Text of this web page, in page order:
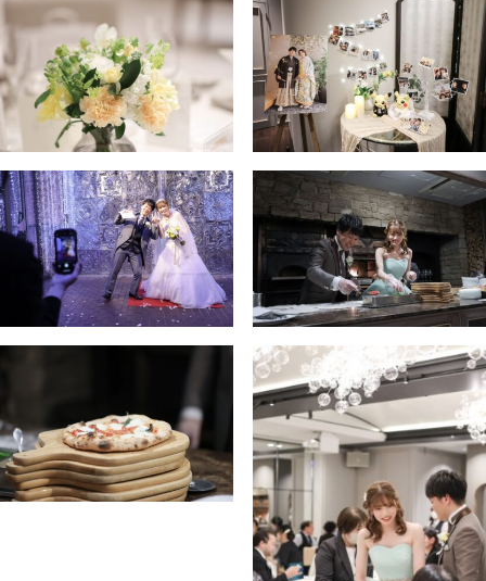
お電話でのご予約・お問い合わせ
TEL.011-633-1111
平日 11:00-19:00、土日祝 10:00-19:00
プロポーズご検討の方はこちら
パティスリーご利用の方はこちら
来店予約 オンライン相談
お問い合わせ